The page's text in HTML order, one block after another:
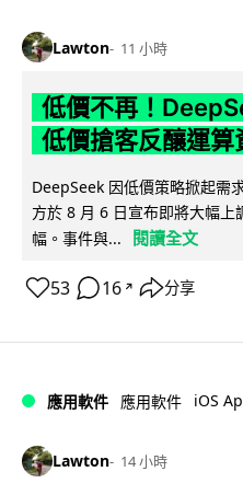
Lawton 11 小時
低價不再！
低價搶客反釀運算
DeepSeek 因低價策略掀起需
方於 8 月 6 日宣布即將大幅上
幅。事件與...
閱讀全文
53 16 ↗ 分享
應用軟件 應用軟件 iOS
Lawton 14 小時